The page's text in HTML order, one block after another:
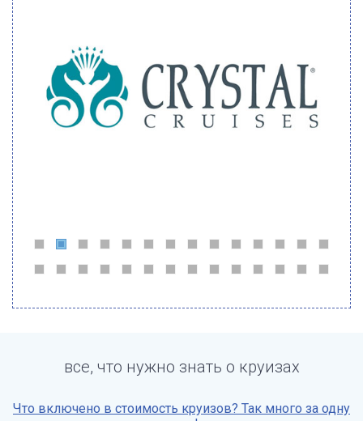
все, что нужно знать о круизах
Что включено в стоимость круизов? Так много за одну